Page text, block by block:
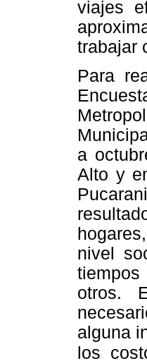
viajes
trabajar
Para
a
Alto y
nivel
tiempos
otros.
alguna
los